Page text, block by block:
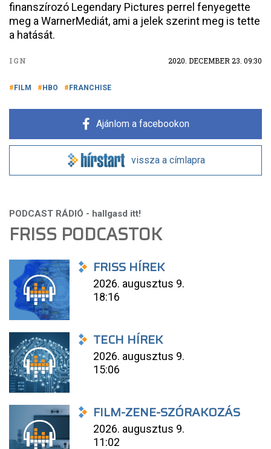
finanszírozó Legendary Pictures perrel fenyegette
meg a WarnerMediát, ami a jelek szerint meg is tette
a hatását.
IGN 2020. DECEMBER 23. 09:30
FILM HBO FRANCHISE
Ajánlom a facebookon
vissza a címlapra
FRISS PODCASTOK
FRISS HÍREK
2026. augusztus 9.
18:16
TECH HÍREK
2026. augusztus 9.
15:06
FILM-ZENE-SZÓRAKOZÁS
2026. augusztus 9.
11:02